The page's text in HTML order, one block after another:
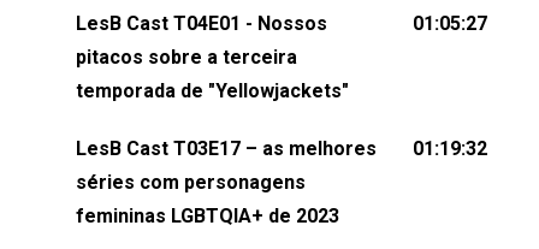
(⁠⁠⁠⁠⁠⁠@KarolenPassos⁠⁠⁠⁠⁠⁠)Participação de Bruna Fentanes
(⁠⁠⁠⁠@brunarfentanes⁠⁠⁠⁠) e Pollyelly FlorêncioEdição de
Naiady Machado
LesB Cast T04E01 - Nossos
pitacos sobre a terceira
temporada de "Yellowjackets"
01:05:27
LesB Cast T03E17 – as melhores
séries com personagens
femininas LGBTQIA+ de 2023
01:19:32